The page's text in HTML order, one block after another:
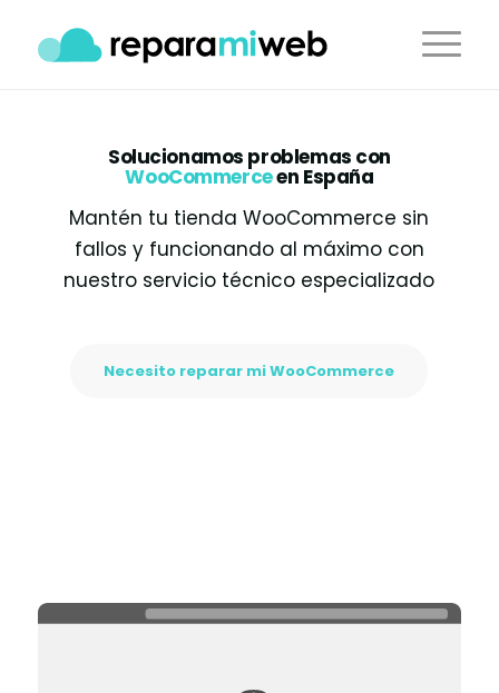
Solucionamos problemas con
WooCommerceen España
Mantén tu tienda WooCommerce sin
fallos y funcionando al máximo con
nuestro servicio técnico especializado
Necesito reparar mi WooCommerce